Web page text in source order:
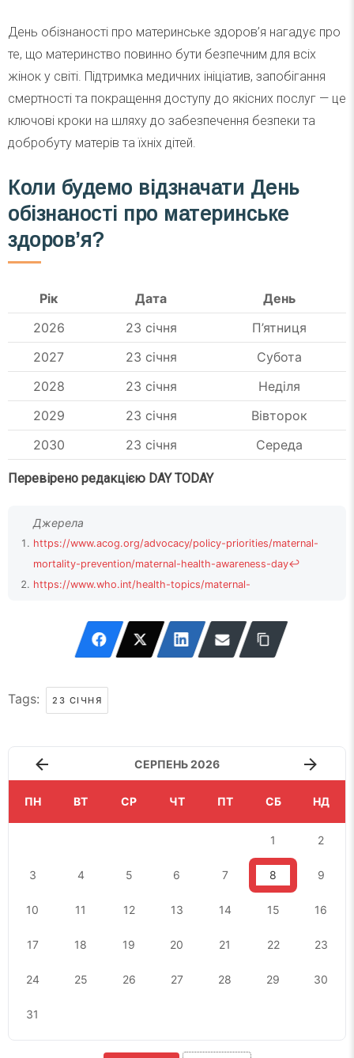
День обізнаності про материнське здоров’я нагадує про
те, що материнство повинно бути безпечним для всіх
жінок у світі. Підтримка медичних ініціатив, запобігання
смертності та покращення доступу до якісних послуг — це
ключові кроки на шляху до забезпечення безпеки та
добробуту матерів та їхніх дітей.
Коли будемо відзначати День
обізнаності про материнське
здоров’я?
Рік Дата
День
2026
23 січня
П’ятниця
2027
23 січня
Субота
2028
23 січня
Неділя
2029
23 січня
Вівторок
2030
23 січня Середа
Перевірено редакцією DAY TODAY
https://www.acog.org/advocacy/policy-priorities/maternal-
mortality-prevention/maternal-health-awareness-day↩
https://www.who.int/health-topics/maternal-
Tags: 23 СІЧНЯ
СЕРПЕНЬ 2026
ПН ВТ СР ЧТ ПТ СБ НД
1 2
3 4 5 6 7 8 9
10 11 12 13 14 15 16
17 18 19 20 21 22 23
24 25 26 27 28 29 30
31